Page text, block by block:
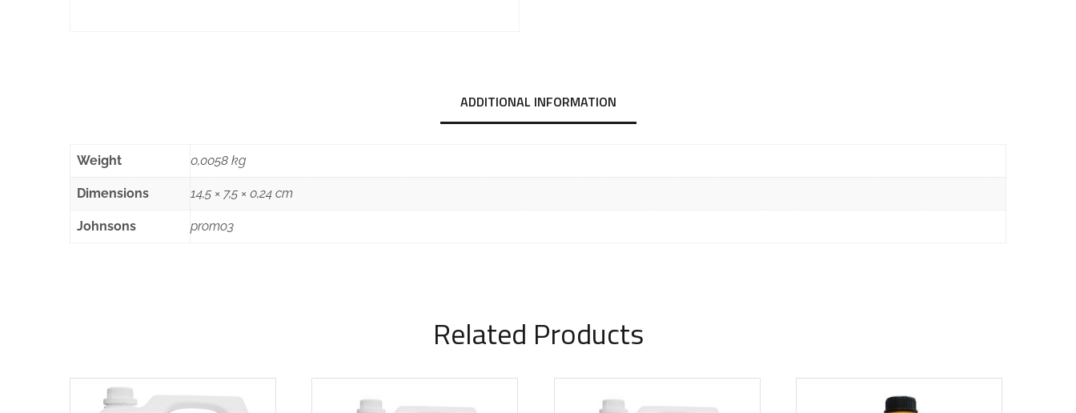
ADDITIONAL INFORMATION
Weight 0,0058 kg
Dimensions 14,5 × 7,5 × 0,24 cm
Johnsons promo3
Related Products